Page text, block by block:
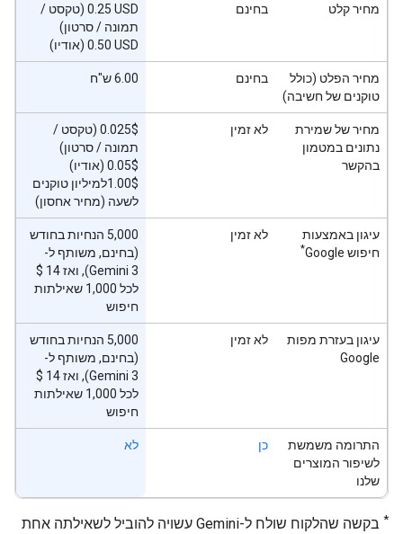
מחיר קלט בחינם
‫‎0.25 USD (טקסט /
תמונה / סרטון)
‎0.50 USD (אודיו)
מחיר הפלט (כולל
טוקנים של חשיבה)
בחינם 6.00 ש"ח
מחיר של שמירת
נתונים במטמון
בהקשר
לא זמין
‫0.025$ (טקסט /
תמונה / סרטון)
‫0.05$ (אודיו)
‫1.00$למיליון טוקנים
לשעה (מחיר אחסון)
עיגון באמצעות
חיפוש Google
*
לא זמין
‫5,000 הנחיות בחודש
(בחינם, משותף ל-
לכל 1,000 שאילתות
חיפוש
עיגון בעזרת מפות
Google
לא זמין
‫5,000 הנחיות בחודש
(בחינם, משותף ל-
לכל 1,000 שאילתות
חיפוש
התרומה משמשת
לשיפור המוצרים
שלנו
כן לא
*
בקשה שהלקוח שולח ל-Gemini עשויה להוביל לשאילתה אחת